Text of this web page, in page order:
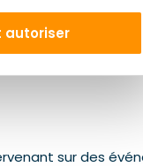
autoriser
sur des